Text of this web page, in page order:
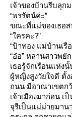
เจ้าของบ้านรีบลุก
“พรรัตน์ค่ะ”
ขณะที่แม่ของเธอส
“ใครคะ?”
“ป้าทอง แม่บ้านเรื
“อ๋อ” หลานสาวพยั
เธอรู้จักเรือนแห่ง
ผู้หญิงสูงวัยใจดี ตั้
ถนน มีอาณาเขตก
เจ้าเมืองมาก่อน เ
จุรีเป็นแม่ม่ายมาน